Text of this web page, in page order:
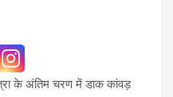
के अंतिम चरण में डाक कांवड़